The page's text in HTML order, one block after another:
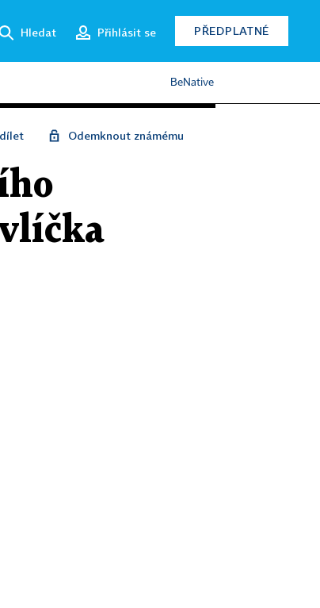
Hledat Přihlásit se PŘEDPLATNÉ
BeNative
Odemknout známému